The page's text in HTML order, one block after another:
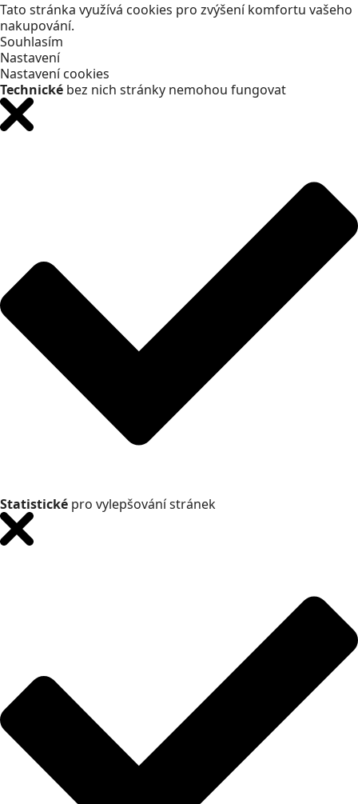
Tato stránka využívá cookies pro zvýšení komfortu vašeho
nakupování.
Souhlasím
Nastavení
Nastavení cookies
Technické bez nich stránky nemohou fungovat
Statistické pro vylepšování stránek